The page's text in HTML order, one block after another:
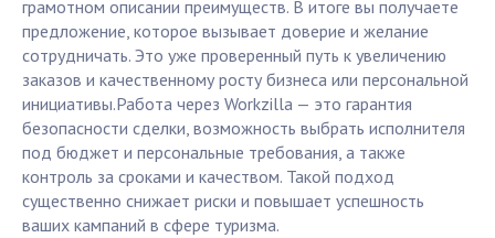
грамотном описании преимуществ. В итоге вы получаете
предложение, которое вызывает доверие и желание
сотрудничать. Это уже проверенный путь к увеличению
заказов и качественному росту бизнеса или персональной
инициативы.Работа через Workzilla — это гарантия
безопасности сделки, возможность выбрать исполнителя
под бюджет и персональные требования, а также
контроль за сроками и качеством. Такой подход
существенно снижает риски и повышает успешность
ваших кампаний в сфере туризма.